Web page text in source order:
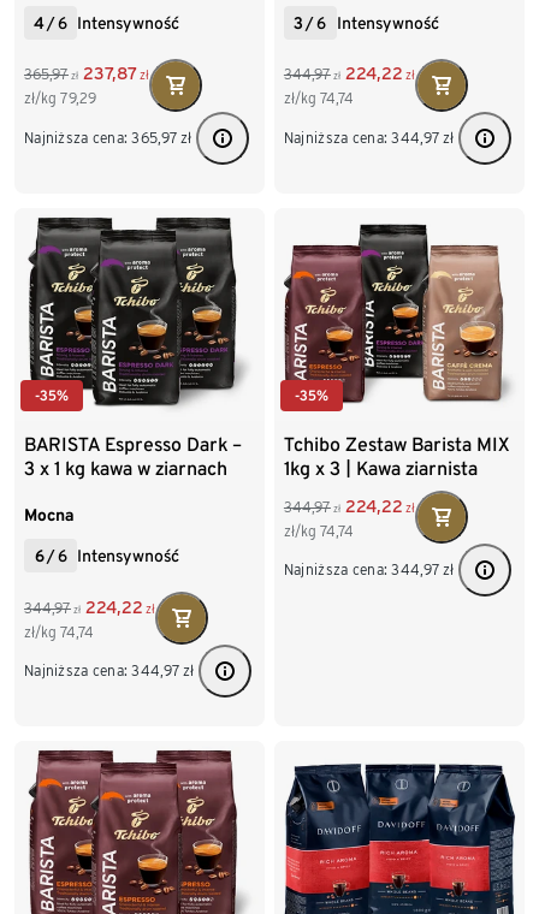
4/6 Intensywność
365,97 zł 237,87zł
zł/kg 79,29
Najniższa cena: 365,97 zł
3 /6 Intensywność
344,97 zł 224,22 zł
zł/kg 74,74
Najniższa cena: 344,97 zł
-35%
BARISTA Espresso Dark –
3 x 1 kg kawa w ziarnach
Mocna
6/6 Intensywność
344,97 zł 224,22 zł
zł/kg 74,74
Najniższa cena: 344,97 zł
-35%
Tchibo Zestaw Barista MIX
1kg x 3 | Kawa ziarnista
344,97 zł 224,22 zł
zł/kg 74,74
Najniższa cena: 344,97 zł